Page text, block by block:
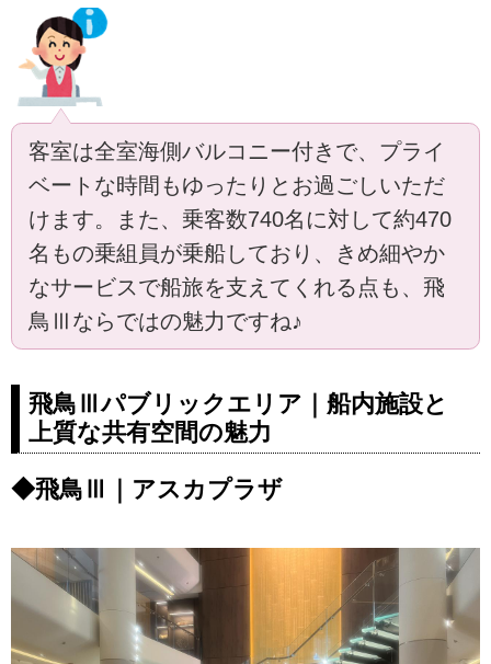
客室は全室海側バルコニー付きで、プライ
ベートな時間もゆったりとお過ごしいただ
けます。また、乗客数740名に対して約470
名もの乗組員が乗船しており、きめ細やか
なサービスで船旅を支えてくれる点も、飛
鳥Ⅲならではの魅力ですね♪
飛鳥Ⅲパブリックエリア｜船内施設と
上質な共有空間の魅力
◆飛鳥Ⅲ｜アスカプラザ